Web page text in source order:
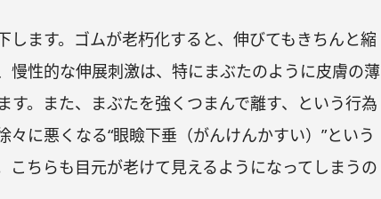
します。ゴムが老朽化すると、伸びてもきちんと縮
慢性的な伸展刺激は、特にまぶたのように皮膚の薄
す。また、まぶたを強くつまんで離す、という行為
に悪くなる“眼瞼下垂（がんけんかすい）”という
こちらも目元が老けて見えるようになってしまうの